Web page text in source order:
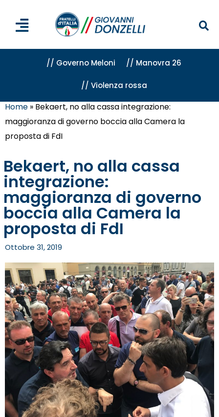
// Governo Meloni // Manovra 26
// Violenza rossa
Home » Bekaert, no alla cassa integrazione:
maggioranza di governo boccia alla Camera la
proposta di FdI
Bekaert, no alla cassa
integrazione:
maggioranza di governo
boccia alla Camera la
proposta di FdI
Ottobre 31, 2019